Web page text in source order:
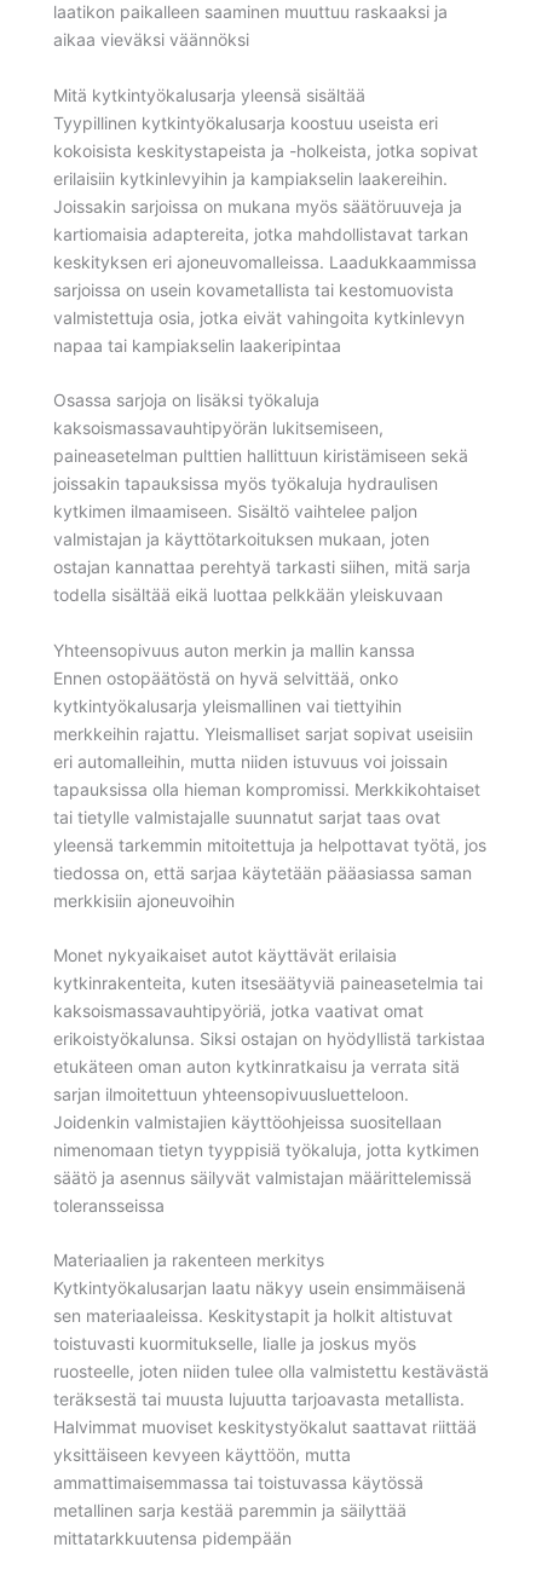
laatikon paikalleen saaminen muuttuu raskaaksi ja
aikaa vieväksi väännöksi
Mitä kytkintyökalusarja yleensä sisältää
Tyypillinen kytkintyökalusarja koostuu useista eri
kokoisista keskitystapeista ja -holkeista, jotka sopivat
erilaisiin kytkinlevyihin ja kampiakselin laakereihin.
Joissakin sarjoissa on mukana myös säätöruuveja ja
kartiomaisia adaptereita, jotka mahdollistavat tarkan
keskityksen eri ajoneuvomalleissa. Laadukkaammissa
sarjoissa on usein kovametallista tai kestomuovista
valmistettuja osia, jotka eivät vahingoita kytkinlevyn
napaa tai kampiakselin laakeripintaa
Osassa sarjoja on lisäksi työkaluja
kaksoismassavauhtipyörän lukitsemiseen,
paineasetelman pulttien hallittuun kiristämiseen sekä
joissakin tapauksissa myös työkaluja hydraulisen
kytkimen ilmaamiseen. Sisältö vaihtelee paljon
valmistajan ja käyttötarkoituksen mukaan, joten
ostajan kannattaa perehtyä tarkasti siihen, mitä sarja
todella sisältää eikä luottaa pelkkään yleiskuvaan
Yhteensopivuus auton merkin ja mallin kanssa
Ennen ostopäätöstä on hyvä selvittää, onko
kytkintyökalusarja yleismallinen vai tiettyihin
merkkeihin rajattu. Yleismalliset sarjat sopivat useisiin
eri automalleihin, mutta niiden istuvuus voi joissain
tapauksissa olla hieman kompromissi. Merkkikohtaiset
tai tietylle valmistajalle suunnatut sarjat taas ovat
yleensä tarkemmin mitoitettuja ja helpottavat työtä, jos
tiedossa on, että sarjaa käytetään pääasiassa saman
merkkisiin ajoneuvoihin
Monet nykyaikaiset autot käyttävät erilaisia
kytkinrakenteita, kuten itsesäätyviä paineasetelmia tai
kaksoismassavauhtipyöriä, jotka vaativat omat
erikoistyökalunsa. Siksi ostajan on hyödyllistä tarkistaa
etukäteen oman auton kytkinratkaisu ja verrata sitä
sarjan ilmoitettuun yhteensopivuusluetteloon.
Joidenkin valmistajien käyttöohjeissa suositellaan
nimenomaan tietyn tyyppisiä työkaluja, jotta kytkimen
säätö ja asennus säilyvät valmistajan määrittelemissä
toleransseissa
Materiaalien ja rakenteen merkitys
Kytkintyökalusarjan laatu näkyy usein ensimmäisenä
sen materiaaleissa. Keskitystapit ja holkit altistuvat
toistuvasti kuormitukselle, lialle ja joskus myös
ruosteelle, joten niiden tulee olla valmistettu kestävästä
teräksestä tai muusta lujuutta tarjoavasta metallista.
Halvimmat muoviset keskitystyökalut saattavat riittää
yksittäiseen kevyeen käyttöön, mutta
ammattimaisemmassa tai toistuvassa käytössä
metallinen sarja kestää paremmin ja säilyttää
mittatarkkuutensa pidempään